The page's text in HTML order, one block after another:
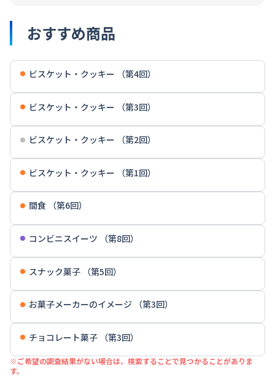
おすすめ商品
ビスケット・クッキー （第4回）
ビスケット・クッキー （第3回）
ビスケット・クッキー （第2回）
ビスケット・クッキー （第1回）
間食 （第6回）
コンビニスイーツ （第8回）
スナック菓子 （第5回）
お菓子メーカーのイメージ （第3回）
チョコレート菓子 （第3回）
※ご希望の調査結果がない場合は、検索することで見つかることがありま
す。